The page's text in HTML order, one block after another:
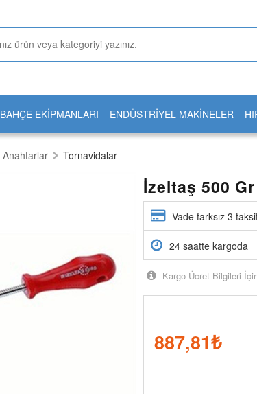
BAHÇE EKİPMANLARI ENDÜSTRİYEL MAKİNELER
Anahtarlar Tornavidalar
İzeltaş 500
Vade farksız 3
24 saatte kargoda
Kargo Ücret Bilgileri İçin
887,81₺